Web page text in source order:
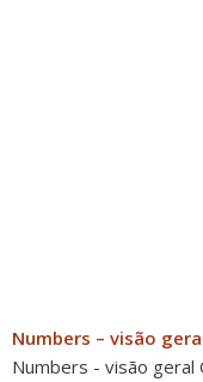
Numbers – visão
Numbers - visão geral